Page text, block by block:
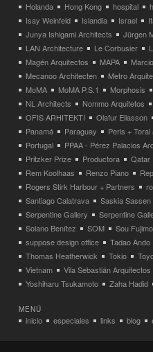
Holanda
Hong Kong hospital
Isay Weinfeld
Islandia Israel
Junya Ishigami Architects
Jürgen
LAN Architecture
Le Corbusier
Magén Arquitectos
MAPA
Mecanoo Architecten
Metro
MoMA
MoMA P.S.1 Morphosis
NL Architects
Nommo Arquitetos
OFIS ARHITEKTI
Olafur Eliasson
Panamá
Paraguay Peris +
Portugal
PPAA - Pérez Palacios
Pritzker Prize
Productora Qatar
Rem Koolhaas
Renzo Piano
Rogers Stirk Harbour + Partners
Santiago Calatrava
Saskia Sassen
Serpentine Gallery
Serpentine
Solano Benítez
SOM Sou
suppose design office
Tadao Ando
Thomas Heatherwick
Tokio
Vietnam
Vila Sebastián Arquitectos
Yoshiharu Tsukamoto
Zaha Hadid
MENÚ
inicio especiales links blog